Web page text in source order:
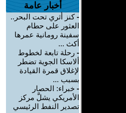
أخبار عامة
-كنز أثري تحت البحر..
العثور على حطام
سفينة رومانية عمرها
أكث ...
- رحلة تابعة لخطوط
ألاسكا الجوية تضطر
لإغلاق قمرة القيادة
بسبب ...
- خبراء: الحصار
الأمريكي يشلَّ مركز
تصدير النفط الرئيسي